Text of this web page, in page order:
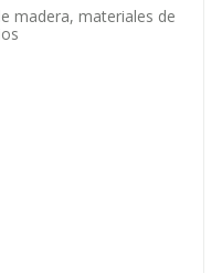
madera, materiales de